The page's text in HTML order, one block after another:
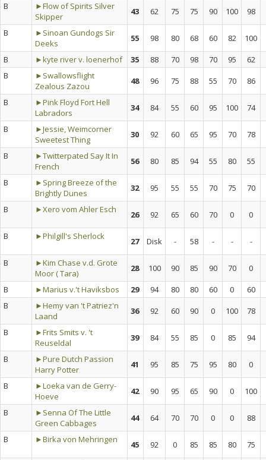
B
►Flow of Spirits Silver
Skipper
43 62 75 75 90 100
98
B
►Sinoan Gundogs Sir
Deeks
55 98 80 68 60 82
100
B
►kyte river v. loenerhof 35 88 70 98 70 95
62
B
►Swallowsflight
Zealous Zazou
48 96 75 88 55 70
86
B
►Pink Floyd Fort Hell
Labradors
34 84 55 60 95 100
74
B
►Jessie, Weimcorner
Sweetest Thing
30 92 60 65 95 70
78
B
►Twitterpated Say It In
French
56 80 85 94 55 80
55
B
►Spring Breeze of the
Brightly Dunes
32 95 55 55 70 75
70
B
►Xero vom Ahler Esch 26 92 65 60 70 0
0
B
►Philgill's Sherlock 27 Disk - 58 - -
-
B
►Kim Chase v.d. Grote
Moor ( Tara)
28 100 90 85 90 70
0
B
►Marius v.'t Haviksbos 29 94 80 80 60 0
60
B
►Hemy van 't Patriez'n
Laand
36 92 60 90 0 100
78
B
►Frits Smits v. 't
Reuseldal
39 84 55 85 0 85
94
B
►Pure Dutch Passion
Harry Potter
41 95 85 75 95 80
0
B
►Loeka van de Gerry-
Hoeve
42 90 95 65 90 0
100
B
►Senna Of The Little
Green Cabbages
44 64 70 70 0 0
88
B
►Birka von Mehringen 45 92 0 85 85 80
75